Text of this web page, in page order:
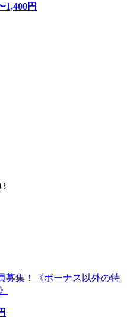
1,400円
募集！《ボーナス以外の特